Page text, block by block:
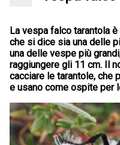
La vespa falco tarantola
che si dice sia una delle
una delle vespe più
raggiungere gli 11 cm. Il
cacciare le tarantole, che
e usano come ospite per